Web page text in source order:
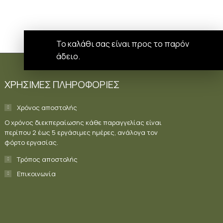
Το καλάθι σας είναι προς το παρόν
άδειο.
ΧΡΗΣΙΜΕΣ ΠΛΗΡΟΦΟΡΙΕΣ
Χρόνος αποστολής
Ο χρόνος διεκπεραίωσης κάθε παραγγελίας είναι
περίπου 2 έως 5 εργάσιμες ημέρες, ανάλογα τον
φόρτο εργασίας.
Τρόπος αποστολής
Επικοινωνία